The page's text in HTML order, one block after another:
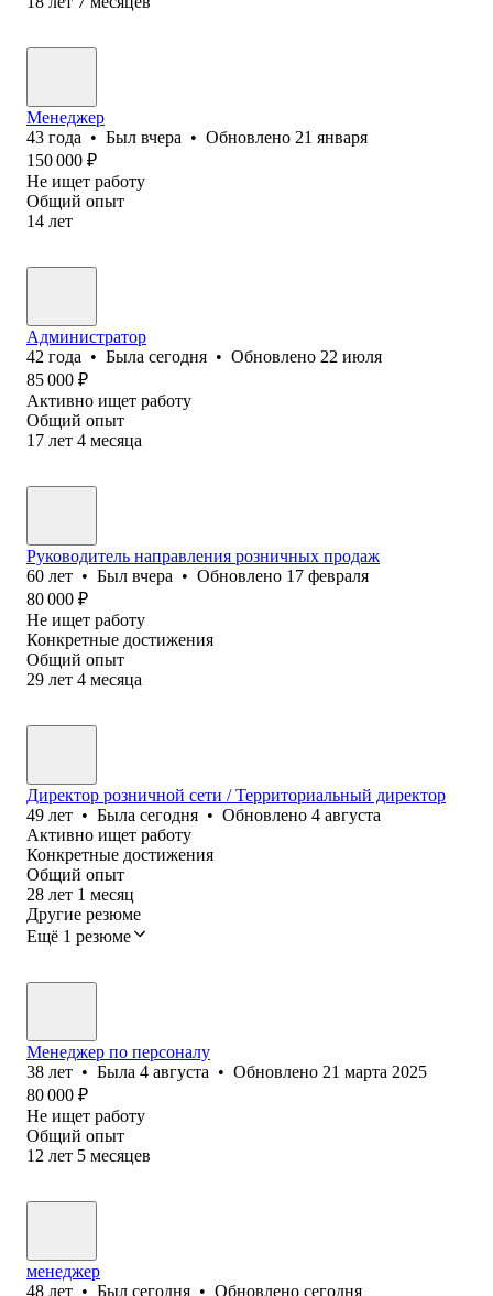
Менеджер
43 года • Был вчера • Обновлено 21 января
150 000 ₽
Не ищет работу
Общий опыт
14 лет
Администратор
42 года • Была сегодня • Обновлено 22 июля
85 000 ₽
Активно ищет работу
Общий опыт
17 лет 4 месяца
Руководитель направления розничных продаж
60 лет • Был вчера • Обновлено 17 февраля
80 000 ₽
Не ищет работу
Конкретные достижения
Общий опыт
29 лет 4 месяца
Директор розничной сети / Территориальный директор
49 лет • Была сегодня • Обновлено 4 августа
Активно ищет работу
Конкретные достижения
Общий опыт
28 лет 1 месяц
Другие резюме
Ещё 1 резюме
Менеджер по персоналу
38 лет • Была 4 августа • Обновлено 21 марта 2025
80 000 ₽
Не ищет работу
Общий опыт
12 лет 5 месяцев
менеджер
48 лет • Был сегодня • Обновлено сегодня